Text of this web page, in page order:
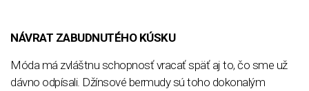
NÁVRAT ZABUDNUTÉHO KÚSKU
Móda má zvláštnu schopnosť vracať späť aj to, čo sme už
dávno odpísali. Džínsové bermudy sú toho dokonalým